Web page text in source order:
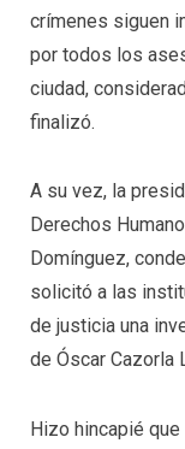
crímenes siguen
por todos los
ciudad,
finalizó.
A su vez, la
Derechos
Domínguez,
solicitó a las
de justicia una
de Óscar Cazorla
Hizo hincapié